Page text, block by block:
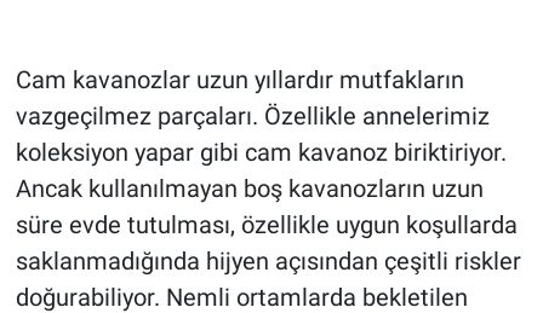
Cam kavanozlar uzun yıllardır mutfakların
vazgeçilmez parçaları. Özellikle annelerimiz
koleksiyon yapar gibi cam kavanoz biriktiriyor.
Ancak kullanılmayan boş kavanozların uzun
süre evde tutulması, özellikle uygun koşullarda
saklanmadığında hijyen açısından çeşitli riskler
doğurabiliyor. Nemli ortamlarda bekletilen